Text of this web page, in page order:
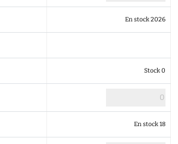
En stock 2026
Stock 0
En stock 18